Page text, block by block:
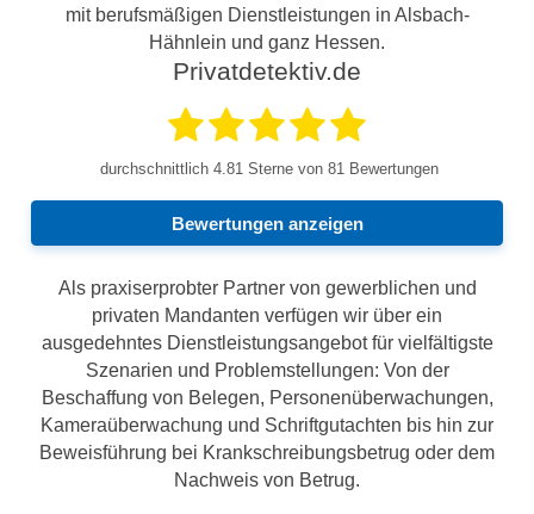
mit berufsmäßigen Dienstleistungen in Alsbach-
Hähnlein und ganz Hessen.
Privatdetektiv.de
durchschnittlich 4.81 Sterne von 81 Bewertungen
Bewertungen anzeigen
Als praxiserprobter Partner von gewerblichen und
privaten Mandanten verfügen wir über ein
ausgedehntes Dienstleistungsangebot für vielfältigste
Szenarien und Problemstellungen: Von der
Beschaffung von Belegen, Personenüberwachungen,
Kameraüberwachung und Schriftgutachten bis hin zur
Beweisführung bei Krankschreibungsbetrug oder dem
Nachweis von Betrug.